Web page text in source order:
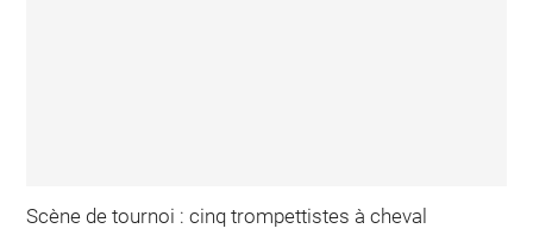
Scène de tournoi : cinq trompettistes à cheval